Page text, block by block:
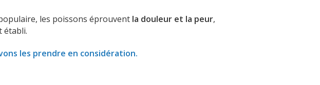
les poissons éprouvent la douleur et la peur,
établi.
les prendre en considération.